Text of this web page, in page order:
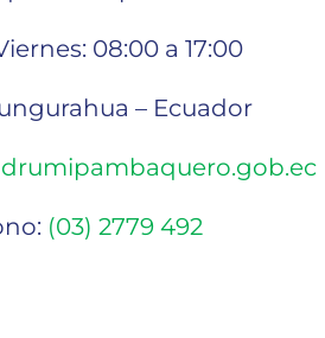
08:00 a 17:00
– Ecuador
(03) 2779 492